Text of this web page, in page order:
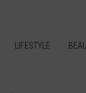
LIFESTYLE